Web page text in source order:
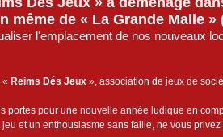
même de « La Grande Malle
l'emplacement de nos nouveaux
« Reims Dés Jeux », association de jeux de
portes pour une nouvelle année ludique en
et un enthousiasme sans faille, ne vous